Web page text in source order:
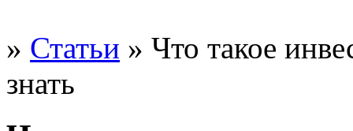
» Статьи » Что такое
знать